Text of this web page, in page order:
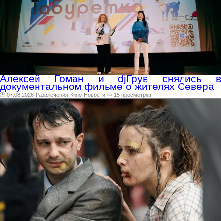
Алексей Гоман и djГрув снялись в
документальном фильме о жителях Севера
🕑 07.08.2026 Развлечения Кино Новости 👀 15 просмотров